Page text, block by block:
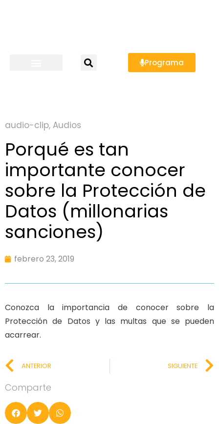
Programa
audio-clip, Audios
Porqué es tan
importante conocer
sobre la Protección de
Datos (millonarias
sanciones)
febrero 23, 2019
Conozca la importancia de conocer sobre la
Protección de Datos y las multas que se pueden
acarrear.
ANTERIOR SIGUIENTE
Comparte